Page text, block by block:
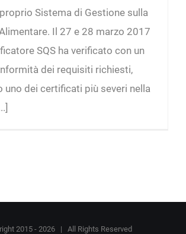
Sistema di Gestione sulla
Il 27 e 28 marzo 2017
SQS ha verificato con un
dei requisiti richiesti,
uno dei certificati più severi nella
2015 -2026 | All Rights Reserved